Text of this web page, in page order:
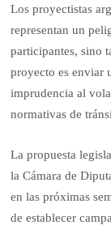
Los proyectistas
representan un
participantes, sino
proyecto es enviar
imprudencia al
normativas de
La propuesta
la Cámara de
en las próximas
de establecer